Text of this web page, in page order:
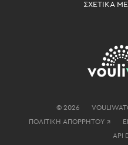
ΣΧΕΤΙΚΑ
© 2026
ΠΟΛΙΤΙΚΗ ΑΠΟΡΡΗΤΟΥ ↗
API